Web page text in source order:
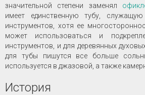
значительной степени заменял
имеет единственную тубу,
инструментов, хотя ее
может использоваться и
инструментов, и для деревянных
для тубы пишутся все больше
используется в джазовой, а также
История